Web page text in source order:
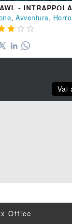
-
, Avventura,
  
Vai
Office